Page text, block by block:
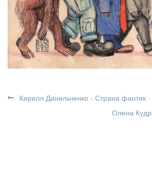
Кирилл Данильченко - Страна фантик
Олена